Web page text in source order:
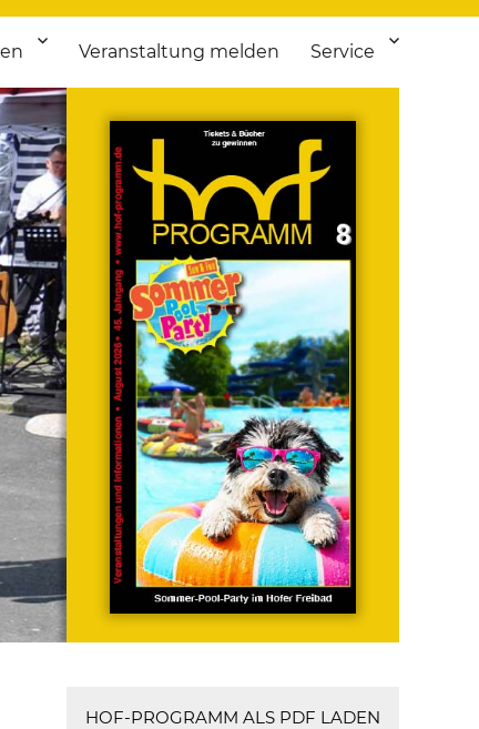
Flohmarkt.
Veranstaltung melden Service
HOF-PROGRAMM ALS PDF LADEN